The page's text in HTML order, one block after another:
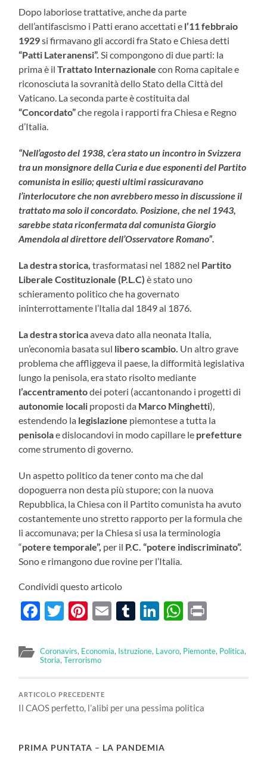
Dopo laboriose trattative, anche da parte
dell’antifascismo i Patti erano accettati e l’11 febbraio
1929si firmavano gli accordi fra Stato e Chiesa detti
“Patti Lateranensi”. Si compongono di due parti: la
prima è ilTrattato Internazionale con Roma capitale e
riconosciuta la sovranità dello Stato della Città del
Vaticano. La seconda parte è costituita dal
“Concordato”che regola i rapporti fra Chiesa e Regno
d’Italia.
“Nell’agosto del 1938, c’era stato un incontro in Svizzera
tra un monsignore della Curia e due esponenti del Partito
comunista in esilio; questi ultimi rassicuravano
l’interlocutore che non avrebbero messo in discussione il
trattato ma solo il concordato. Posizione, che nel 1943,
sarebbe stata riconfermata dal comunista Giorgio
Amendola al direttore dell’Osservatore Romano”.
La destra storica, trasformatasi nel 1882 nel Partito
Liberale Costituzionale (P.L.C) è stato uno
schieramento politico che ha governato
ininterrottamente l’Italia dal 1849 al 1876.
La destra storicaaveva dato alla neonata Italia,
un’economia basata sul libero scambio. Un altro grave
problema che affliggeva il paese, la difformità legislativa
lungo la penisola, era stato risolto mediante
l’accentramentodei poteri (accantonando i progetti di
autonomie locali proposti da Marco Minghetti),
estendendo la legislazione piemontese a tutta la
penisolae dislocandovi in modo capillare le prefetture
come strumento di governo.
Un aspetto politico da tener conto ma che dal
dopoguerra non desta più stupore; con la nuova
Repubblica, la Chiesa con il Partito comunista ha avuto
costantemente uno stretto rapporto per la formula che
li accomunava; per la Chiesa si usa la terminologia
“potere temporale”, per il P.C. “potere indiscriminato”.
Sono e rimangono due rovine per l’Italia.
Condividi questo articolo
Facebook
Twitter
Pinterest
EmailTumblr
LinkedIn
Coronavirs, Economia, Istruzione, Lavoro, Piemonte, Politica,
Storia,Terrorismo
ARTICOLO PRECEDENTE
Il CAOS perfetto, l’alibi per una pessima politica
PRIMA PUNTATA – LA PANDEMIA